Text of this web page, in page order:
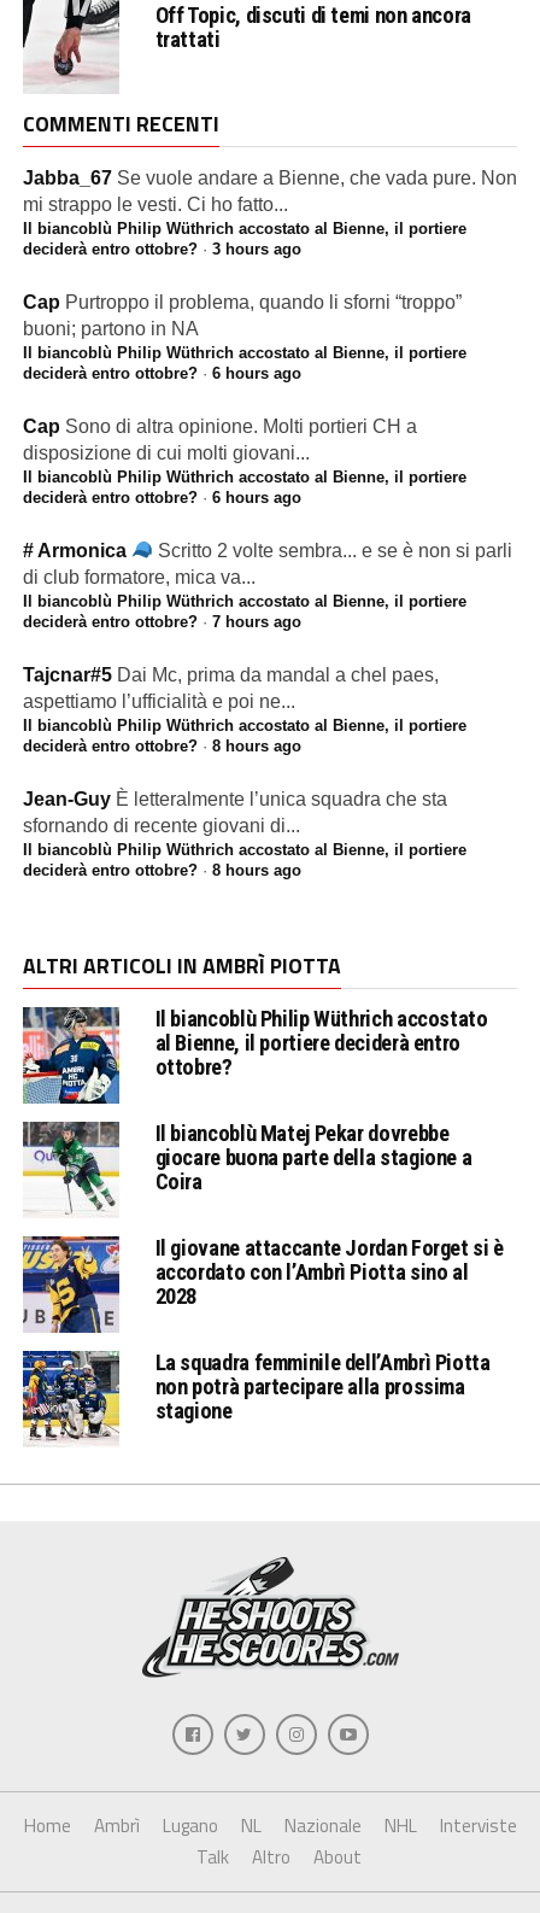
Off Topic, discuti di temi non ancora
trattati
COMMENTI RECENTI
Jabba_67 Se vuole andare a Bienne, che vada pure. Non
mi strappo le vesti. Ci ho fatto...
Il biancoblù Philip Wüthrich accostato al Bienne, il portiere
deciderà entro ottobre?· 3 hours ago
Cap Purtroppo il problema, quando li sforni “troppo”
buoni; partono in NA
Il biancoblù Philip Wüthrich accostato al Bienne, il portiere
deciderà entro ottobre?· 6 hours ago
Cap Sono di altra opinione. Molti portieri CH a
disposizione di cui molti giovani...
Il biancoblù Philip Wüthrich accostato al Bienne, il portiere
deciderà entro ottobre?· 6 hours ago
# Armonica
Scritto 2 volte sembra... e se è non si parli
di club formatore, mica va...
Il biancoblù Philip Wüthrich accostato al Bienne, il portiere
deciderà entro ottobre?· 7 hours ago
Tajcnar#5 Dai Mc, prima da mandal a chel paes,
aspettiamo l’ufficialità e poi ne...
Il biancoblù Philip Wüthrich accostato al Bienne, il portiere
deciderà entro ottobre?· 8 hours ago
Jean-Guy È letteralmente l’unica squadra che sta
sfornando di recente giovani di...
Il biancoblù Philip Wüthrich accostato al Bienne, il portiere
deciderà entro ottobre?· 8 hours ago
ALTRI ARTICOLI IN AMBRÌ PIOTTA
Il biancoblù Philip Wüthrich accostato
al Bienne, il portiere deciderà entro
ottobre?
Il biancoblù Matej Pekar dovrebbe
giocare buona parte della stagione a
Coira
Il giovane attaccante Jordan Forget si è
accordato con l’Ambrì Piotta sino al
2028
La squadra femminile dell’Ambrì Piotta
non potrà partecipare alla prossima
stagione
Home Ambrì Lugano NL Nazionale NHL
Interviste
Talk
Altro About